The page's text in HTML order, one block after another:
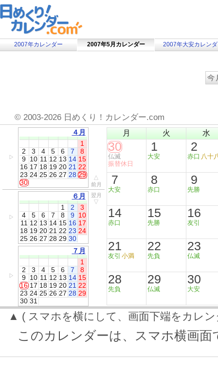
2007年カレンダー 2007年5月カレンダー 2007年大安カレン
© 2003-2026 日めくり！カレンダー.com
▷
４月
1
2
3 4 5 6 7
8
9 10 11 12 13 14 15
16 17 18 19 20 21 22
23 24 25 26 27 28 29
30
△
前月
▷
６月
1
2
3
4
5 6 7 8 9
10
11 12 13 14 15 16 17
18 19 20 21 22 23 24
25 26 27 28 29 30
翌月
▽
▷
７月
1
2
3 4 5 6 7
8
9 10 11 12 13 14 15
16 17 18 19 20 21 22
23 24 25 26 27 28 29
30 31
月 火 水
30
仏滅
振替休日
1
大安
2
赤口 八十
7
大安
8
赤口
9
先勝
14
赤口
15
先勝
16
友引
21
友引 小満
22
先負
23
仏滅
28
先負
29
仏滅
30
大安
▲ ( スマホを横にして、画面下端をカレ
このカレンダーは、スマホ横画面